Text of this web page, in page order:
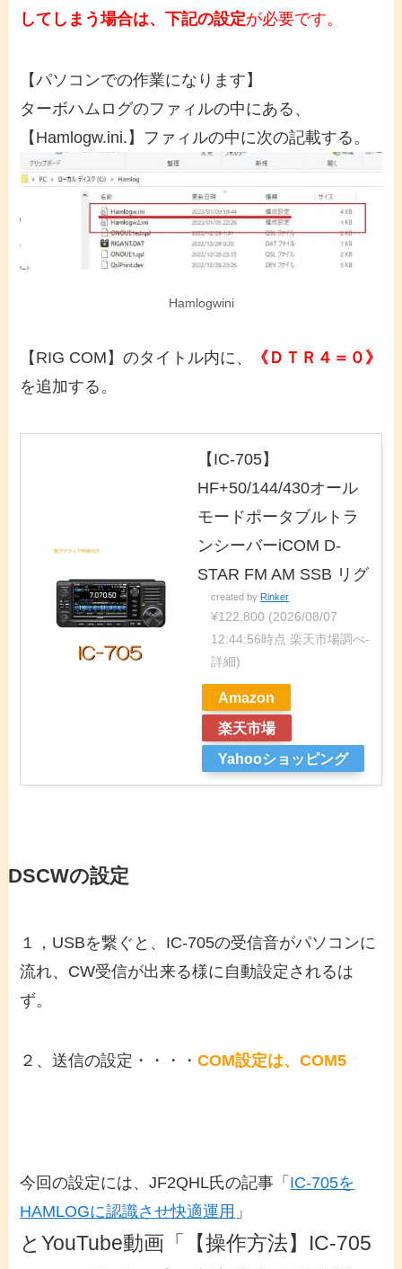
してしまう場合は、下記の設定が必要です。
【パソコンでの作業になります】
ターボハムログのファィルの中にある、
【Hamlogw.ini.】ファィルの中に次の記載する。
Hamlogwini
【RIG COM】のタイトル内に、
《ＤＴＲ４＝０》
を追加する。
【IC-705】
HF+50/144/430オール
モードポータブルトラ
ンシーバーiCOM D-
STAR FM AM SSB リグ
created by Rinker
¥122,800 (2026/08/07
12:44:56時点 楽天市場調べ-
詳細)
Amazon
楽天市場
Yahooショッピング
DSCWの設定
１，USBを繋ぐと、IC-705の受信音がパソコンに
流れ、CW受信が出来る様に自動設定されるは
ず。
２、送信の設定・・・・COM設定は、COM5
今回の設定には、JF2QHL氏の記事「 IC-705を
HAMLOGに認識させ快適運用 」
とYouTube動画「
【操作方法】IC-705